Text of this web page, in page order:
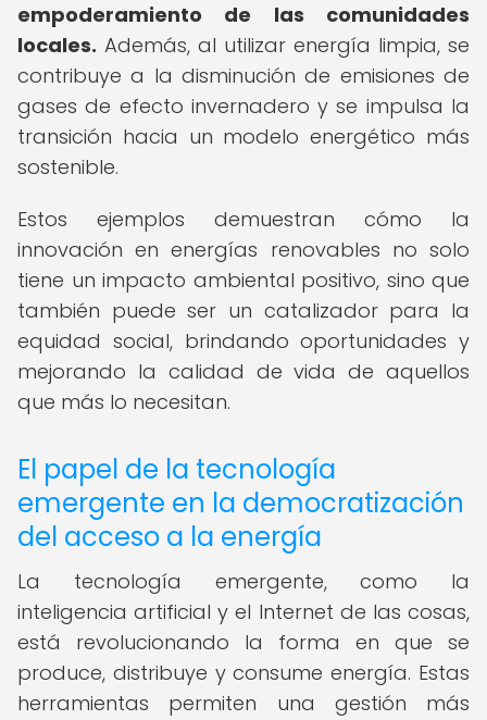
empoderamiento de las comunidades
locales. Además, al utilizar energía limpia, se
contribuye a la disminución de emisiones de
gases de efecto invernadero y se impulsa la
transición hacia un modelo energético más
sostenible.
Estos ejemplos demuestran cómo la
innovación en energías renovables no solo
tiene un impacto ambiental positivo, sino que
también puede ser un catalizador para la
equidad social, brindando oportunidades y
mejorando la calidad de vida de aquellos
que más lo necesitan.
El papel de la tecnología
emergente en la democratización
del acceso a la energía
La tecnología emergente, como la
inteligencia artificial y el Internet de las cosas,
está revolucionando la forma en que se
produce, distribuye y consume energía. Estas
herramientas permiten una gestión más